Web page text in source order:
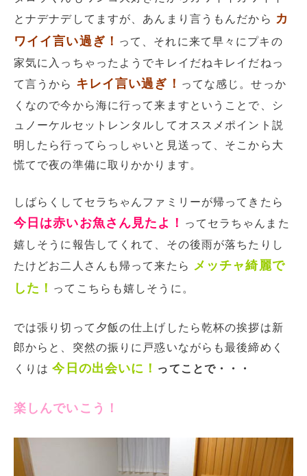
とナデナデしてますが、あんまり言うもんだから カ
ワイイ言い過ぎ！ って、それに来て早々にプキの
家気に入っちゃったようでキレイだねキレイだねっ
て言うから キレイ言い過ぎ！ ってな感じ。せっか
くなので今から海に行って来ますということで、シ
ュノーケルセットレンタルしてオススメポイント説
明したら行ってらっしゃいと見送って、そこから大
慌てで夜の準備に取りかかります。
しばらくしてセラちゃんファミリーが帰ってきたら
今日は赤いお魚さん見たよ！
ってセラちゃんまた
嬉しそうに報告してくれて、その後雨が落ちたりし
たけどお二人さんも帰って来たら メッチャ綺麗で
した！ ってこちらも嬉しそうに。
では張り切って夕飯の仕上げしたら乾杯の挨拶は新
郎からと、突然の振りに戸惑いながらも最後締めく
くりは今日の出会いに！ ってことで・・・
楽しんでいこう！